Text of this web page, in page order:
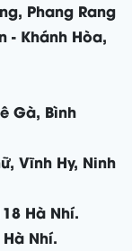
Phang Rang
- Khánh Hòa,
Gà, Bình
Vĩnh Hy, Ninh
Hà Nhí.
Nhí.